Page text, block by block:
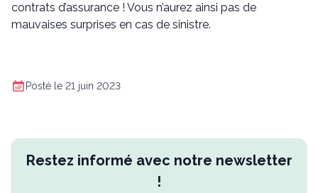
contrats d’assurance ! Vous n’aurez ainsi pas de
mauvaises surprises en cas de sinistre.
Posté le 21 juin 2023
Restez informé avec notre newsletter
!